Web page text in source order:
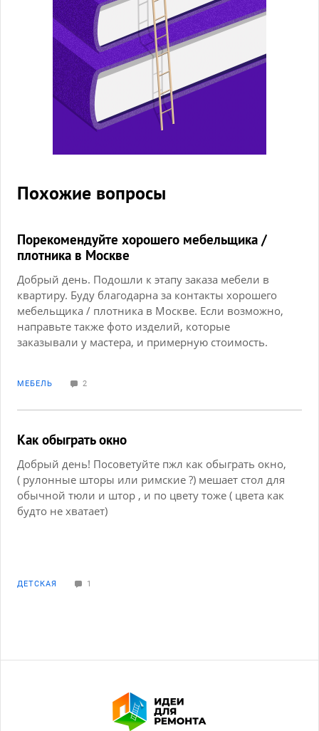
Похожие вопросы
Порекомендуйте хорошего мебельщика /
плотника в Москве
Добрый день. Подошли к этапу заказа мебели в
квартиру. Буду благодарна за контакты хорошего
мебельщика / плотника в Москве. Если возможно,
направьте также фото изделий, которые
заказывали у мастера, и примерную стоимость.
МЕБЕЛЬ 2
Как обыграть окно
Добрый день! Посоветуйте пжл как обыграть окно,
( рулонные шторы или римские ?) мешает стол для
обычной тюли и штор , и по цвету тоже ( цвета как
будто не хватает)
ДЕТСКАЯ 1